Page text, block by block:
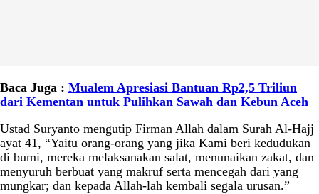
Baca Juga : Mualem Apresiasi Bantuan Rp2,5 Triliun
dari Kementan untuk Pulihkan Sawah dan Kebun Aceh
Ustad Suryanto mengutip Firman Allah dalam Surah Al-Hajj
ayat 41, “Yaitu orang-orang yang jika Kami beri kedudukan
di bumi, mereka melaksanakan salat, menunaikan zakat, dan
menyuruh berbuat yang makruf serta mencegah dari yang
mungkar; dan kepada Allah-lah kembali segala urusan.”